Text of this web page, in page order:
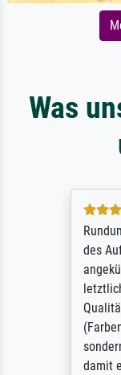
Was
Rundum
des
letztlich
Qualität
(Farben,
sondern
damit